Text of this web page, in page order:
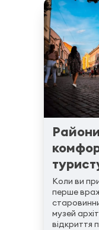
Коли ви
перше
музей
відкриття